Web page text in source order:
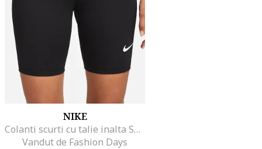
NIKE
Colanti scurti cu talie inalta Sportswear, Negru
Vandut de Fashion Days